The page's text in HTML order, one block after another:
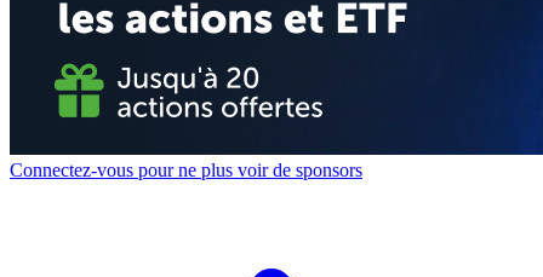
Connectez-vous pour ne plus voir de sponsors